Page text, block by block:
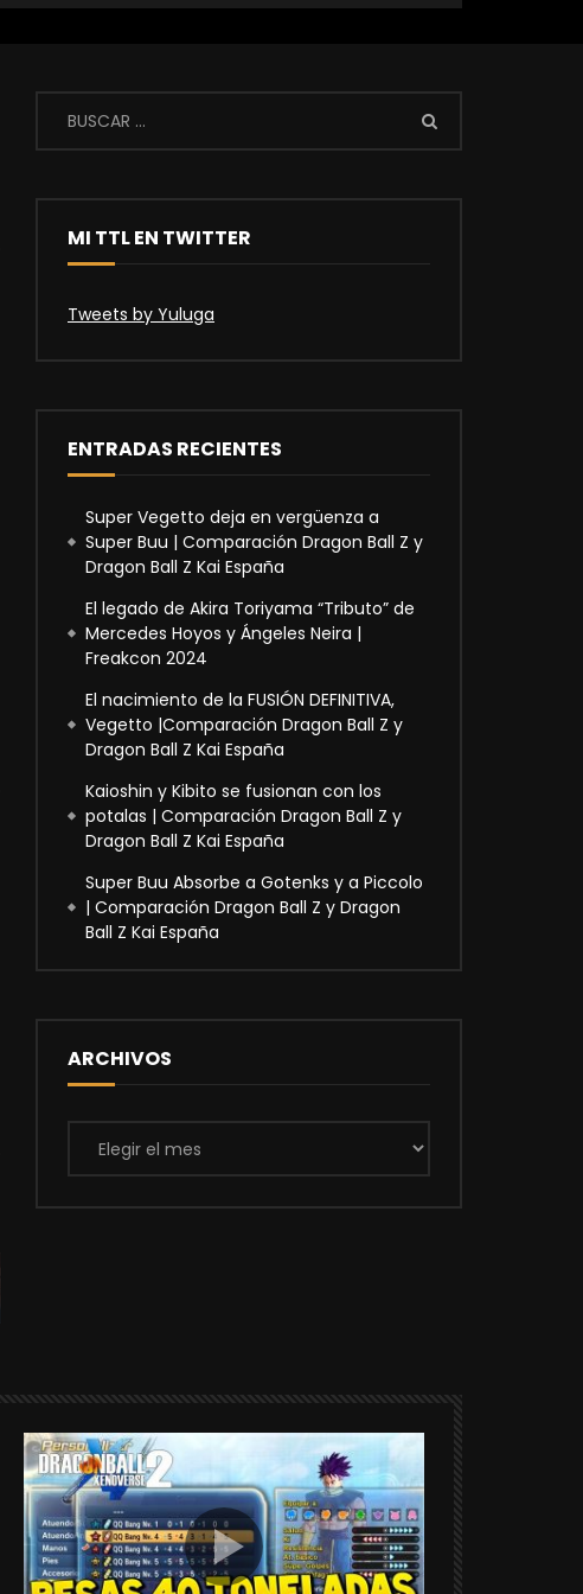
MI TTL EN TWITTER
Tweets by Yuluga
ENTRADAS RECIENTES
Super Vegetto deja en vergüenza a
Super Buu | Comparación Dragon Ball Z y
Dragon Ball Z Kai España
El legado de Akira Toriyama “Tributo” de
Mercedes Hoyos y Ángeles Neira |
Freakcon 2024
El nacimiento de la FUSIÓN DEFINITIVA,
Vegetto |Comparación Dragon Ball Z y
Dragon Ball Z Kai España
Kaioshin y Kibito se fusionan con los
potalas | Comparación Dragon Ball Z y
Dragon Ball Z Kai España
Super Buu Absorbe a Gotenks y a Piccolo
| Comparación Dragon Ball Z y Dragon
Ball Z Kai España
ARCHIVOS
Archivos